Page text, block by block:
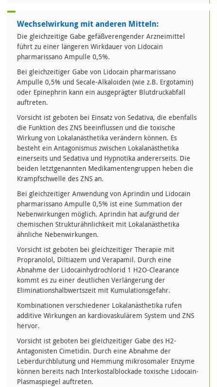
Wechselwirkung mit anderen Mitteln:
Die gleichzeitige Gabe gefäßverengender Arzneimittel
führt zu einer längeren Wirkdauer von Lidocain
pharmarissano Ampulle 0,5%.
Bei gleichzeitiger Gabe von Lidocain pharmarissano
Ampulle 0,5% und Secale-Alkaloiden (wie z.B. Ergotamin)
oder Epinephrin kann ein ausgeprägter Blutdruckabfall
auftreten.
Vorsicht ist geboten bei Einsatz von Sedativa, die ebenfalls
die Funktion des ZNS beeinflussen und die toxische
Wirkung von Lokalanästhetika verändern können. Es
besteht ein Antagonismus zwischen Lokalanästhetika
einerseits und Sedativa und Hypnotika andererseits. Die
beiden letztgenannten Medikamentengruppen heben die
Krampfschwelle des ZNS an.
Bei gleichzeitiger Anwendung von Aprindin und Lidocain
pharmarissano Ampulle 0,5% ist eine Summation der
Nebenwirkungen möglich. Aprindin hat aufgrund der
chemischen Strukturähnlichkeit mit Lokalanästhetika
ähnliche Nebenwirkungen.
Vorsicht ist geboten bei gleichzeitiger Therapie mit
Propranolol, Diltiazem und Verapamil. Durch eine
Abnahme der Lidocainhydrochlorid 1 H2O-Clearance
kommt es zu einer deutlichen Verlängerung der
Eliminationshalbwertszeit mit Kumulationsgefahr.
Kombinationen verschiedener Lokalanästhetika rufen
additive Wirkungen an kardiovaskulärem System und ZNS
hervor.
Vorsicht ist geboten bei gleichzeitiger Gabe des H2-
Antagonisten Cimetidin. Durch eine Abnahme der
Leberdurchblutung und Hemmung mikrosomaler Enzyme
können bereits nach Interkostalblockade toxische Lidocain-
Plasmaspiegel auftreten.